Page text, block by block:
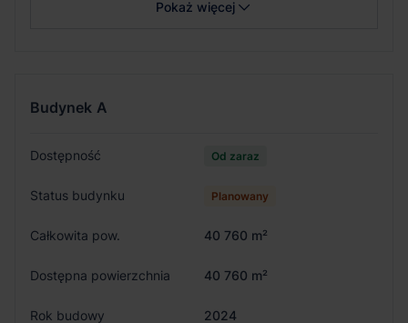
Pokaż więcej
Budynek A
Dostępność Od zaraz
Status budynku Planowany
Całkowita pow. 40 760 m²
Dostępna powierzchnia 40 760 m²
Rok budowy 2024